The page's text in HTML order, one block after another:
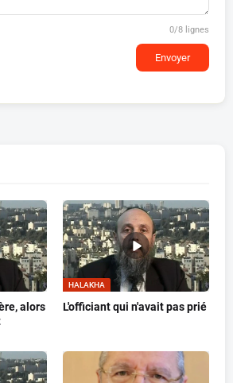
0/8 lignes
Envoyer
alors
HALAKHA
L'officiant qui n'avait pas prié